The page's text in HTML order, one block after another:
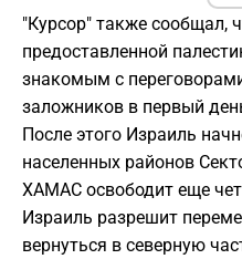
"Курсор" также сообщал,
предоставленной
знакомым с
заложников в первый
После этого Израиль
населенных районов
ХАМАС освободит еще
Израиль разрешит
вернуться в северную